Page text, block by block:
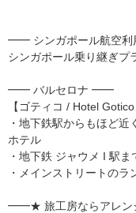
━━ シンガポール航空
シンガポール乗り継ぎプ
━━ バルセロナ ━━
【ゴティコ / Hotel
・地下鉄駅からもほど
ホテル
・地下鉄 ジャウメ I 駅
・メインストリートの
━━★ 旅工房ならアレ